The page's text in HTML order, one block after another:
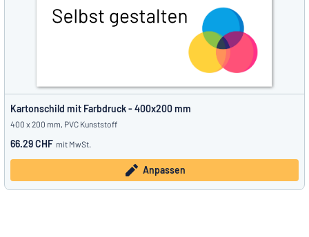
Kartonschild mit Farbdruck - 400x200 mm
400 x 200 mm, PVC Kunststoff
66.29 CHF mit MwSt.
Anpassen